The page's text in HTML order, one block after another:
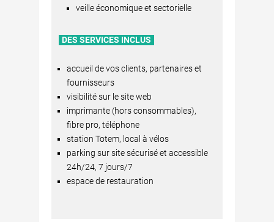
veille économique et sectorielle
DES SERVICES INCLUS
accueil de vos clients, partenaires et
fournisseurs
visibilité sur le site web
imprimante (hors consommables),
fibre pro, téléphone
station Totem, local à vélos
parking sur site sécurisé et accessible
24h/24, 7 jours/7
espace de restauration